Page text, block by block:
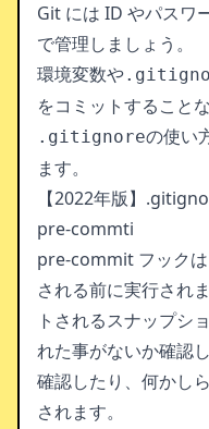
Git には ID やパスワ
で管理しましょう。
環境変数や
をコミットすること
.gitignoreの使い
ます。
【2022年版】
pre-commti
pre-commit フック
される前に実行され
トされるスナップシ
れた事がないか確認
確認したり、何かし
されます。